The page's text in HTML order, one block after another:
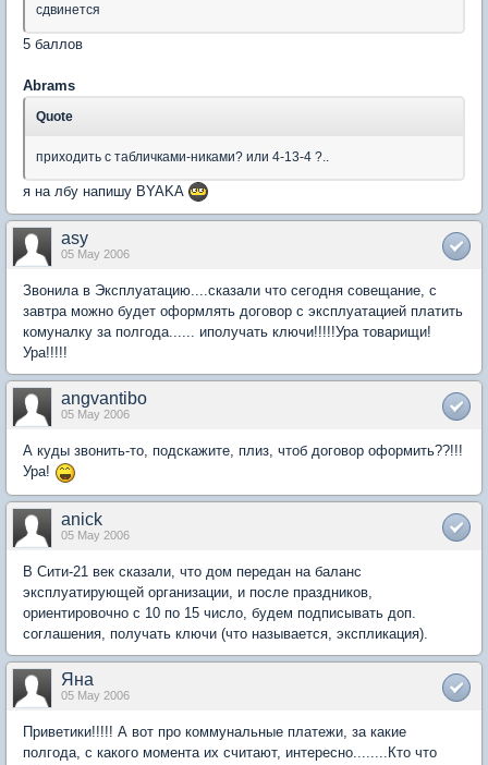
сдвинется
5 баллов
Abrams
Quote
приходить с табличками-никами? или 4-13-4 ?..
я на лбу напишу BYAKA
asy
05 May 2006
Звонила в Эксплуатацию....сказали что сегодня совещание, с
завтра можно будет оформлять договор с эксплуатацией платить
комуналку за полгода...... иполучать ключи!!!!!Ура товарищи!
Ура!!!!!
angvantibo
05 May 2006
А куды звонить-то, подскажите, плиз, чтоб договор оформить??!!!
Ура!
anick
05 May 2006
В Сити-21 век сказали, что дом передан на баланс
эксплуатирующей организации, и после праздников,
ориентировочно с 10 по 15 число, будем подписывать доп.
соглашения, получать ключи (что называется, экспликация).
Яна
05 May 2006
Приветики!!!!! А вот про коммунальные платежи, за какие
полгода, с какого момента их считают, интересно........Кто что